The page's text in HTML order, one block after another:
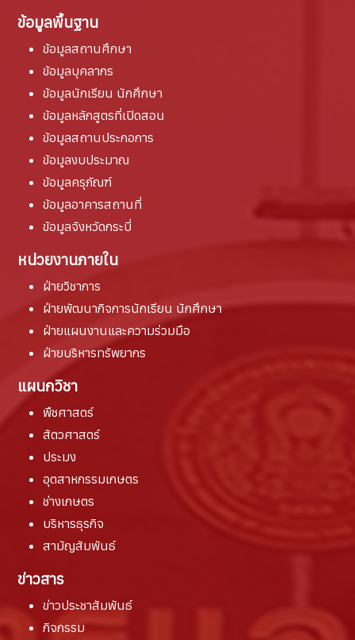
ข้อมูลพื้นฐาน
ข้อมูลสถานศึกษา
ข้อมูลบุคลากร
ข้อมูลนักเรียน นักศึกษา
ข้อมูลหลักสูตรที่เปิดสอน
ข้อมูลสถานประกอการ
ข้อมูลงบประมาณ
ข้อมูลครุภัณฑ์
ข้อมูลอาคารสถานที่
ข้อมูลจังหวัดกระบี่
หน่วยงานภายใน
ฝ่ายวิชาการ
ฝ่ายพัฒนากิจการนักเรียน นักศึกษา
ฝ่ายแผนงานและความร่วมมือ
ฝ่ายบริหารทรัพยากร
แผนกวิชา
พืชศาสตร์
สัตวศาสตร์
ประมง
อุตสาหกรรมเกษตร
ช่างเกษตร
บริหารธุรกิจ
สามัญสัมพันธ์
ข่าวสาร
ข่าวประชาสัมพันธ์
กิจกรรม